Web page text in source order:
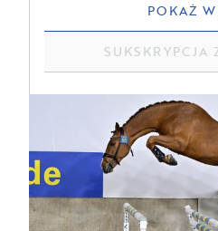
POKAŻ
SUKSKRYPCJA